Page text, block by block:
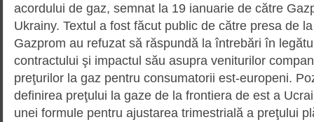
acordului de gaz, semnat la 19 ianuarie de către
Ukrainy. Textul a fost făcut public de către presa de
Gazprom au refuzat să răspun­dă la întrebări în
contractului şi impactul său asupra veniturilor
preţurilor la gaz pentru consu­matorii est-europeni.
definirea preţului la gaze de la frontiera de est a
unei formule pentru ajustarea trimestrială a preţului